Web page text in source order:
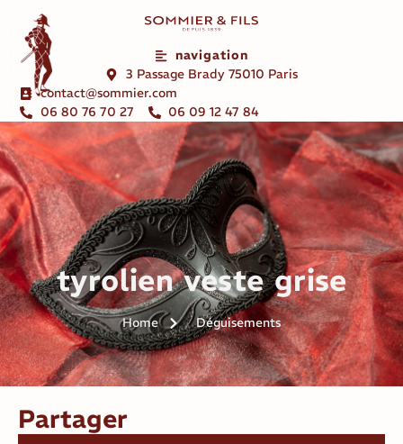
navigation
3 Passage Brady 75010 Paris
contact@sommier.com
06 80 76 70 27
06 09 12 47 84
tyrolien veste grise
Home Déguisements
Partager